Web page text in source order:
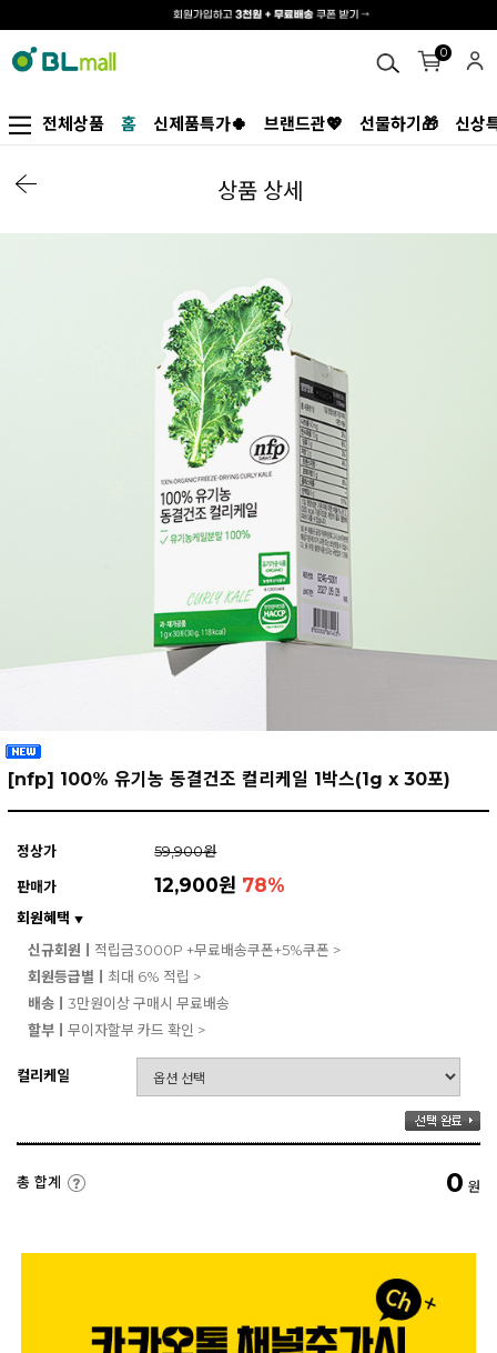
0
전체상품 홈 신제품특가🍀 브랜드관💖 선물하기🎁 신상
상품 상세
[nfp] 100% 유기농 동결건조 컬리케일 1박스(1g x 30포)
정상가
59,900원
판매가
12,900원 78%
회원혜택 ▼
신규회원ㅣ 적립금3000P +무료배송쿠폰+5%쿠폰 >
회원등급별ㅣ 최대 6% 적립 >
배송ㅣ 3만원이상 구매시 무료배송
할부ㅣ 무이자할부 카드 확인 >
컬리케일
총 합계 0 원